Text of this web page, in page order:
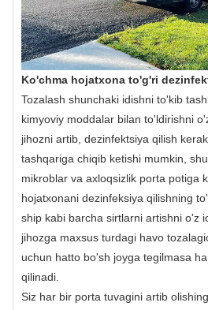
Ko'chma hojatxona to'g'ri
Tozalash shunchaki idishni to'kib
kimyoviy moddalar bilan to'ldirishni
jihozni artib, dezinfektsiya qilish
tashqariga chiqib ketishi mumkin,
mikroblar va axloqsizlik porta potiga
hojatxonani dezinfeksiya qilishning
ship kabi barcha sirtlarni artishni o'z
jihozga maxsus turdagi havo
uchun hatto bo'sh joyga tegilmasa
qilinadi.
Siz har bir porta tuvagini artib